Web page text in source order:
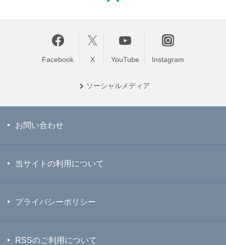
Facebook X YouTube Instagram
ソーシャル メディア
お問い合わせ
当サイトの利用について
プライバシーポリシー
RSSのご利用について